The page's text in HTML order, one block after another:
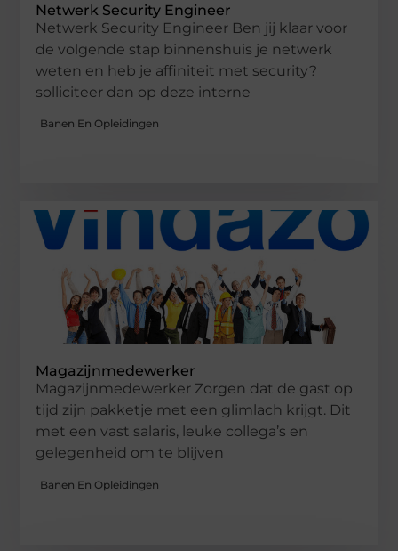
Netwerk Security Engineer
Netwerk Security Engineer Ben jij klaar voor
de volgende stap binnenshuis je netwerk
weten en heb je affiniteit met security?
solliciteer dan op deze interne
Banen En Opleidingen
Magazijnmedewerker
Magazijnmedewerker Zorgen dat de gast op
tijd zijn pakketje met een glimlach krijgt. Dit
met een vast salaris, leuke collega’s en
gelegenheid om te blijven
Banen En Opleidingen